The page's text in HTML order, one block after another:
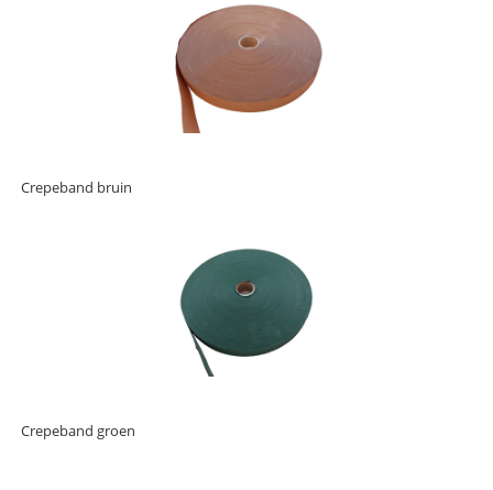
Crepeband bruin
Crepeband groen